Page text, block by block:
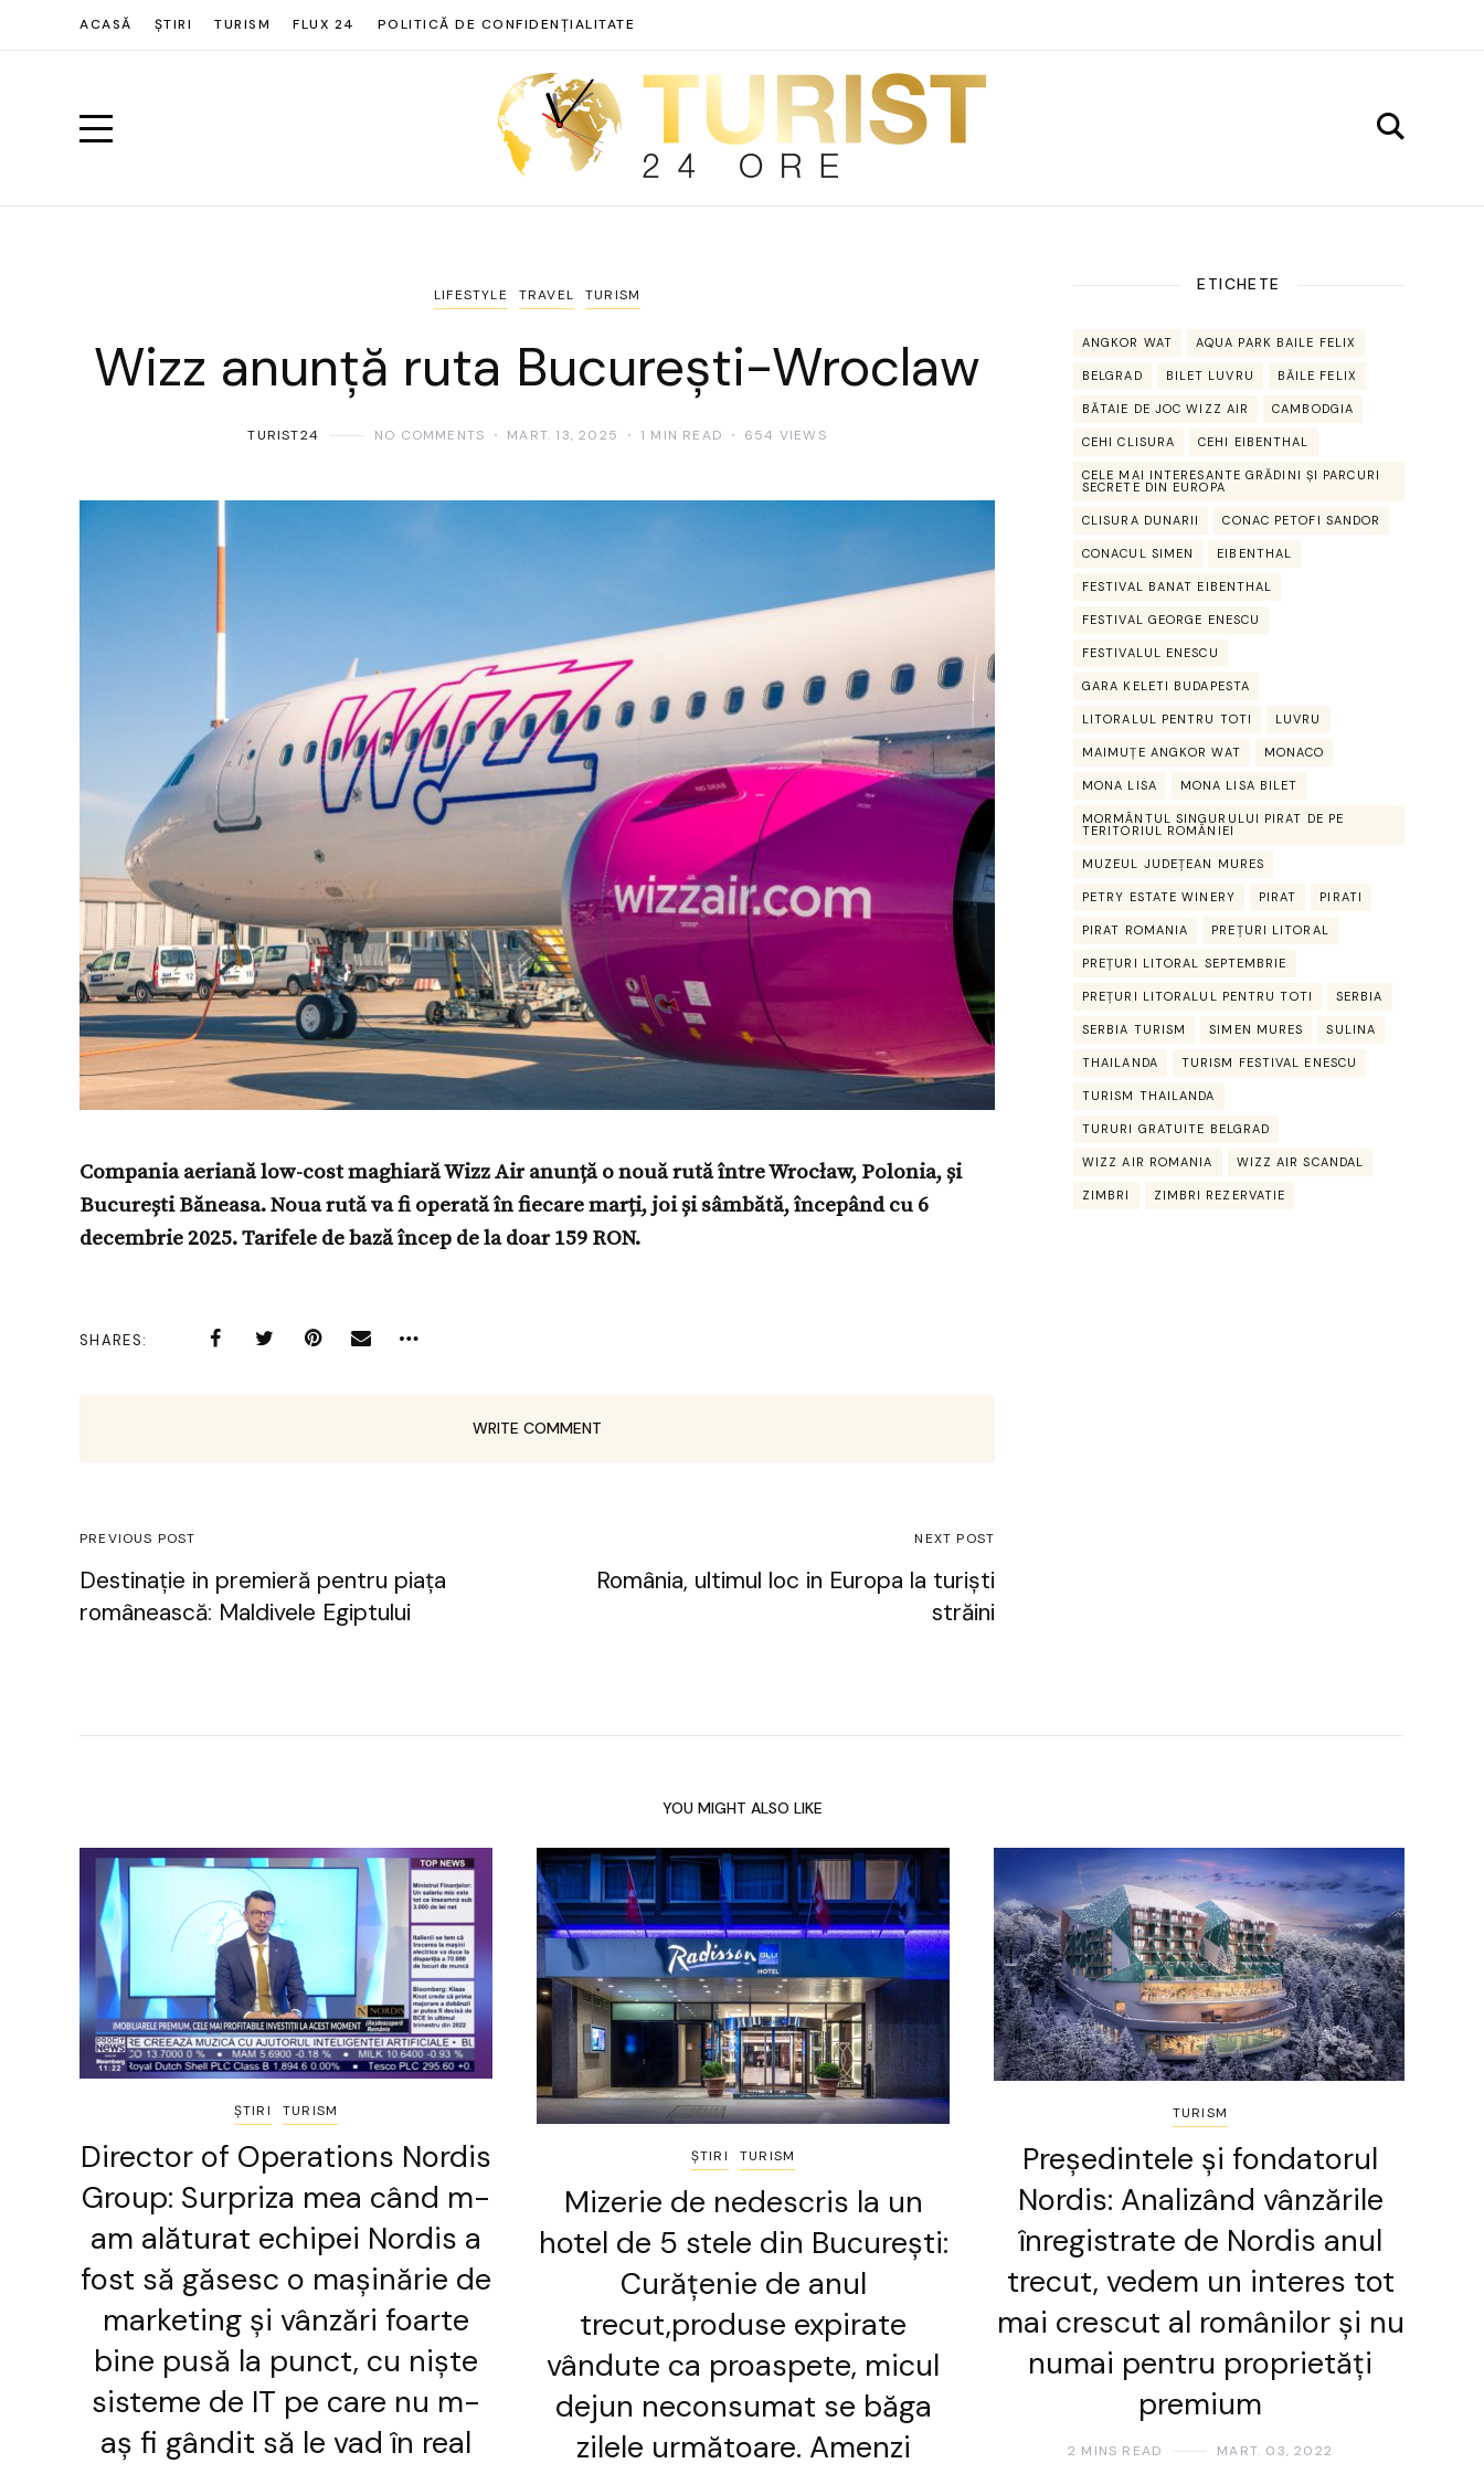
ACASĂ ȘTIRI TURISM FLUX 24 POLITICĂ DE CONFIDENȚIALITATE
LIFESTYLE TRAVEL TURISM
Wizz anunță ruta București-Wroclaw
TURIST24 NO COMMENTS MART. 13, 2025 1 MIN READ 654 VIEWS
Compania aeriană low-cost maghiară Wizz Air anunță o nouă rută între Wrocław, Polonia, și
București Băneasa. Noua rută va fi operată în fiecare marți, joi și sâmbătă, începând cu 6
decembrie 2025. Tarifele de bază încep de la doar 159 RON.
SHARES
WRITE COMMENT
PREVIOUS POST
Destinație in premieră pentru piața
românească: Maldivele Egiptului
NEXT POST
România, ultimul loc in Europa la turiști
străini
ETICHETE
ANGKOR WAT AQUA PARK BAILE FELIX
BELGRAD BILET LUVRU BĂILE FELIX
BĂTAIE DE JOC WIZZ AIR CAMBODGIA
CEHI CLISURA CEHI EIBENTHAL
CELE MAI INTERESANTE GRĂDINI ȘI PARCURI
SECRETE DIN EUROPA
CLISURA DUNARII CONAC PETOFI SANDOR
CONACUL SIMEN EIBENTHAL
FESTIVAL BANAT EIBENTHAL
FESTIVAL GEORGE ENESCU
FESTIVALUL ENESCU
GARA KELETI BUDAPESTA
LITORALUL PENTRU TOTI LUVRU
MAIMUȚE ANGKOR WAT MONACO
MONA LISA MONA LISA BILET
MORMÂNTUL SINGURULUI PIRAT DE PE
TERITORIUL ROMÂNIEI
MUZEUL JUDEȚEAN MURES
PETRY ESTATE WINERY PIRAT PIRATI
PIRAT ROMANIA PREȚURI LITORAL
PREȚURI LITORAL SEPTEMBRIE
PREȚURI LITORALUL PENTRU TOTI SERBIA
SERBIA TURISM SIMEN MURES SULINA
THAILANDA TURISM FESTIVAL ENESCU
TURISM THAILANDA
TURURI GRATUITE BELGRAD
WIZZ AIR ROMANIA WIZZ AIR SCANDAL
ZIMBRI ZIMBRI REZERVATIE
YOU MIGHT ALSO LIKE
ȘTIRI TURISM
Director of Operations Nordis
Group: Surpriza mea când m-
am alăturat echipei Nordis a
fost să găsesc o mașinărie de
marketing și vânzări foarte
bine pusă la punct, cu niște
sisteme de IT pe care nu m-
aș fi gândit să le vad în real
ȘTIRI TURISM
Mizerie de nedescris la un
hotel de 5 stele din București:
Curățenie de anul
trecut,produse expirate
vândute ca proaspete, micul
dejun neconsumat se băga
zilele următoare. Amenzi
TURISM
Președintele și fondatorul
Nordis: Analizând vânzările
înregistrate de Nordis anul
trecut, vedem un interes tot
mai crescut al românilor și nu
numai pentru proprietăți
premium
2 MINS READ MART. 03, 2022